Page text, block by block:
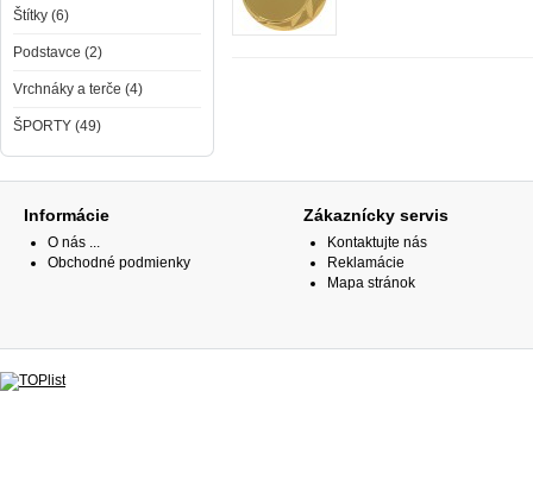
Štítky (6)
Podstavce (2)
Vrchnáky a terče (4)
ŠPORTY (49)
Informácie
O nás ...
Obchodné podmienky
Zákaznícky servis
Kontaktujte nás
Reklamácie
Mapa stránok